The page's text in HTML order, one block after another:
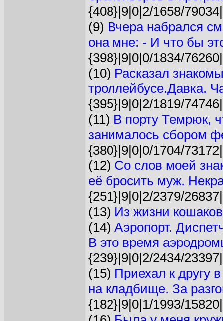
{408}|9|0|2/1658/79034|
(9) Вчера набрался
она мне: - И что бы
{398}|9|0|0/1834/76260|
(10) Расказал
троллейбусе.Давка.
{395}|9|0|2/1819/74746|
(11) В порту Темрюк,
занималось сбором
{380}|9|0|0/1704/73172|
(12) Со слов моей
её бросить муж.
{251}|9|0|2/2379/26837|
(13) Из жизни
(14) Аэропорт.
В это время
{239}|9|0|2/2434/23397|
(15) Приехал к другу
на кладбище. За
{182}|9|0|1/1993/15820|